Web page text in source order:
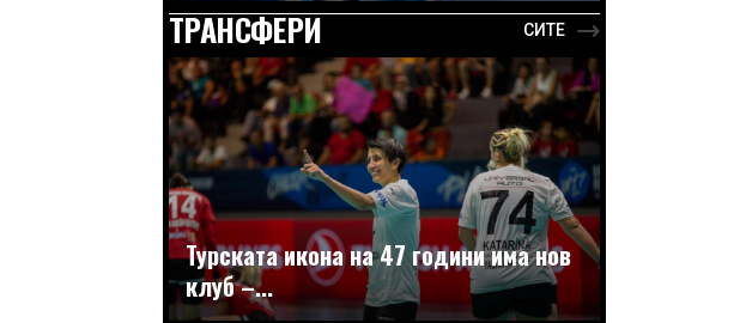
ТРАНСФЕРИ СИТЕ
Турската икона на 47 години има нов
клуб –...